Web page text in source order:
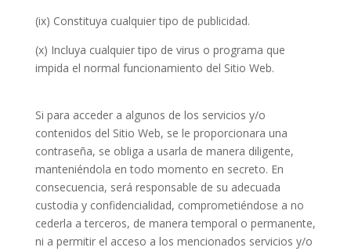
(ix) Constituya cualquier tipo de publicidad.
(x) Incluya cualquier tipo de virus o programa que
impida el normal funcionamiento del Sitio Web.
Si para acceder a algunos de los servicios y/o
contenidos del Sitio Web, se le proporcionara una
contraseña, se obliga a usarla de manera diligente,
manteniéndola en todo momento en secreto. En
consecuencia, será responsable de su adecuada
custodia y confidencialidad, comprometiéndose a no
cederla a terceros, de manera temporal o permanente,
ni a permitir el acceso a los mencionados servicios y/o